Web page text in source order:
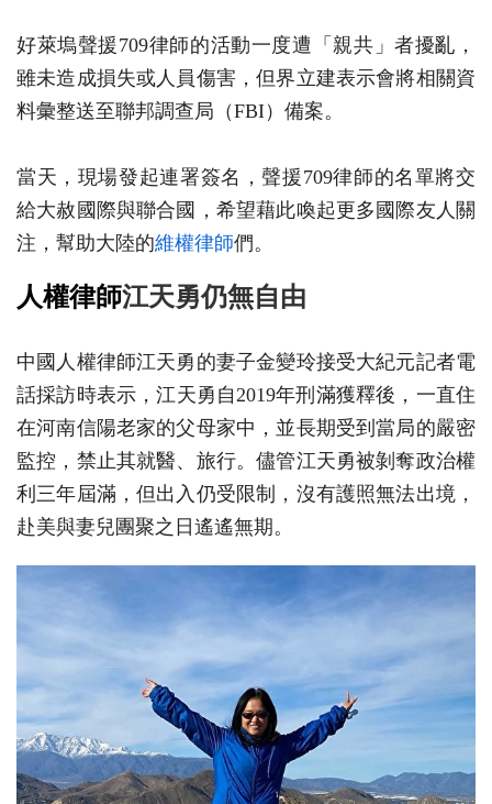
好萊塢聲援709律師的活動一度遭「親共」者擾亂，
雖未造成損失或人員傷害，但界立建表示會將相關資
料彙整送至聯邦調查局（FBI）備案。
當天，現場發起連署簽名，聲援709律師的名單將交
給大赦國際與聯合國，希望藉此喚起更多國際友人關
注，幫助大陸的維權律師們。
人權律師江天勇仍無自由
中國人權律師江天勇的妻子金變玲接受大紀元記者電
話採訪時表示，江天勇自2019年刑滿獲釋後，一直住
在河南信陽老家的父母家中，並長期受到當局的嚴密
監控，禁止其就醫、旅行。儘管江天勇被剝奪政治權
利三年屆滿，但出入仍受限制，沒有護照無法出境，
赴美與妻兒團聚之日遙遙無期。